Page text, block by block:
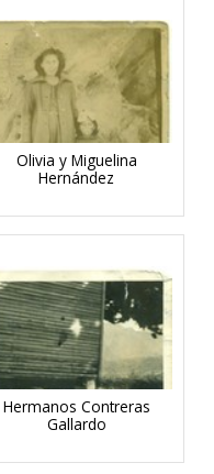
Olivia y Miguelina
Hernández
Hermanos Contreras
Gallardo